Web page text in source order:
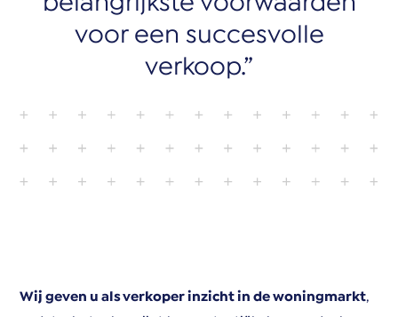
voor een succesvolle
verkoop.
Wij geven u als verkoper inzicht in de woningmarkt,